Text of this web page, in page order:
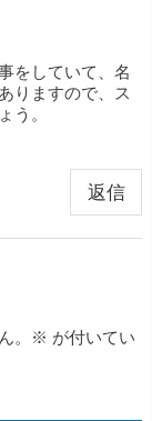
をしていて、名
りますので、ス
う。
返信
。 ※ が付いてい